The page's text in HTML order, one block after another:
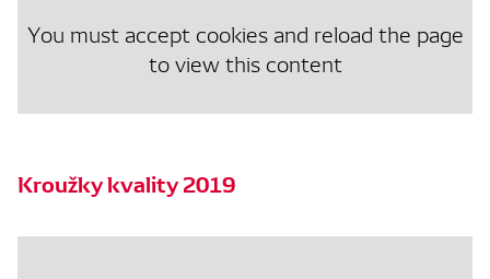
You must accept cookies and reload the page
to view this content
Kroužky kvality 2019